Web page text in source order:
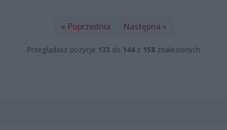
« Poprzednia Następna »
Przeglądasz pozycje 133 do 144z 158 znalezionych